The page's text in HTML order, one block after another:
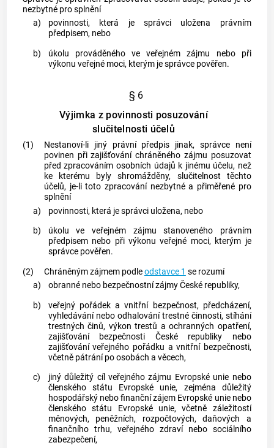
nezbytné pro splnění
a)
povinnosti, která je správci uložena právním
předpisem, nebo
b)
úkolu prováděného ve veřejném zájmu nebo při
výkonu veřejné moci, kterým je správce pověřen.
§ 6
Výjimka z povinnosti posuzování
slučitelnosti účelů
(1)
Nestanoví-li jiný právní předpis jinak, správce není
povinen při zajišťování chráněného zájmu posuzovat
před zpracováním osobních údajů k jinému účelu, než
ke kterému byly shromážděny, slučitelnost těchto
účelů, je-li toto zpracování nezbytné a přiměřené pro
splnění
a)
povinnosti, která je správci uložena, nebo
b)
úkolu ve veřejném zájmu stanoveného právním
předpisem nebo při výkonu veřejné moci, kterým je
správce pověřen.
(2)
Chráněným zájmem podleodstavce 1 se rozumí
a)
obranné nebo bezpečnostní zájmy České republiky,
b)
veřejný pořádek a vnitřní bezpečnost, předcházení,
vyhledávání nebo odhalování trestné činnosti, stíhání
trestných činů, výkon trestů a ochranných opatření,
zajišťování bezpečnosti České republiky nebo
zajišťování veřejného pořádku a vnitřní bezpečnosti,
včetně pátrání po osobách a věcech,
c)
jiný důležitý cíl veřejného zájmu Evropské unie nebo
členského státu Evropské unie, zejména důležitý
hospodářský nebo finanční zájem Evropské unie nebo
členského státu Evropské unie, včetně záležitostí
měnových, peněžních, rozpočtových, daňových a
finančního trhu, veřejného zdraví nebo sociálního
zabezpečení,